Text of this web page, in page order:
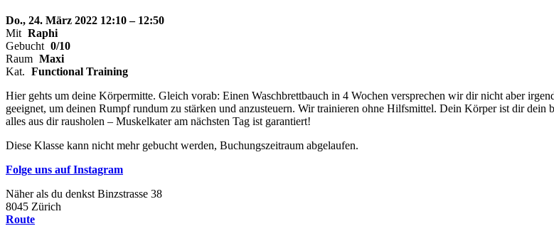
Do., 24. März 2022 12:10 – 12:50
Mit Raphi
Gebucht 0/10
Raum Maxi
Kat. Functional Training
Hier gehts um deine Körpermitte. Gleich vorab: Einen Waschbrettbauch in 4 Wochen versprechen wir dir nicht aber
geeignet, um deinen Rumpf rundum zu stärken und anzusteuern. Wir trainieren ohne Hilfsmittel. Dein Körper ist dir
alles aus dir rausholen – Muskelkater am nächsten Tag ist garantiert!
Diese Klasse kann nicht mehr gebucht werden, Buchungszeitraum abgelaufen.
Folge uns auf Instagram
Näher als du denkst Binzstrasse 38
8045 Zürich
Route